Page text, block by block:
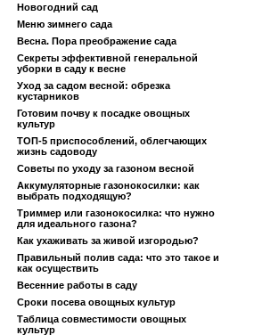
Новогодний сад
Меню зимнего сада
Весна. Пора преображение сада
Секреты эффективной генеральной
уборки в саду к весне
Уход за садом весной: обрезка
кустарников
Готовим почву к посадке овощных
культур
ТОП-5 приспособлений, облегчающих
жизнь садоводу
Советы по уходу за газоном весной
Аккумуляторные газонокосилки: как
выбрать подходящую?
Триммер или газонокосилка: что нужно
для идеального газона?
Как ухаживать за живой изгородью?
Правильный полив сада: что это такое и
как осуществить
Весенние работы в саду
Сроки посева овощных культур
Таблица совместимости овощных
культур